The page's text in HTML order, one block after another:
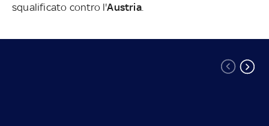
squalificato contro l'Austria.